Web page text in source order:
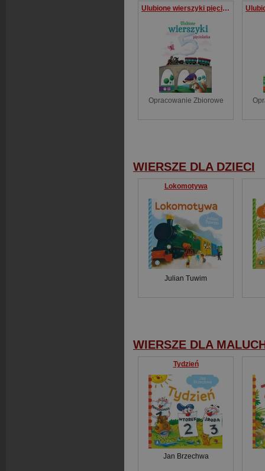
Ulubione wierszyki pięciolatka
Opracowanie Zbiorowe
WIERSZE DLA DZIECI
Lokomotywa
Julian Tuwim
WIERSZE DLA
Tydzień
Jan Brzechwa